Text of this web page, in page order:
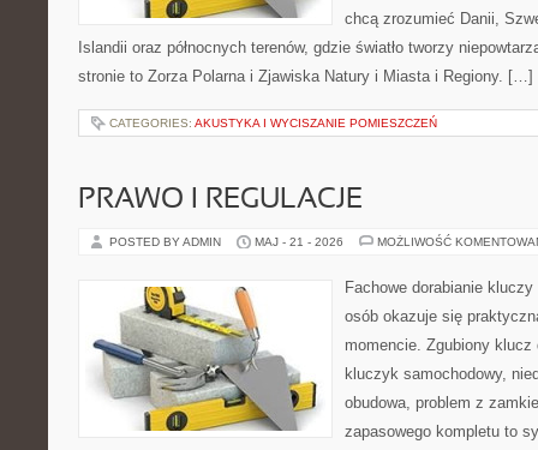
chcą zrozumieć Danii,
Islandii oraz północnych terenów, gdzie światło tworzy
stronie to Zorza Polarna i Zjawiska Natury i Miasta i Regiony. […]
CATEGORIES: AKUSTYKA I WYCISZANIE POMIESZCZEŃ
PRAWO I REGULACJE
POSTED BY ADMIN MAJ - 21 - 2026 MOŻLIWOŚĆ
Fachowe dorabianie
osób okazuje się
momencie. Zgubiony
kluczyk samochodowy,
obudowa, problem z
zapasowego kompletu to